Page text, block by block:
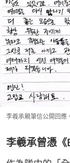
李羲承親筆信公開回應
李羲承曾憑